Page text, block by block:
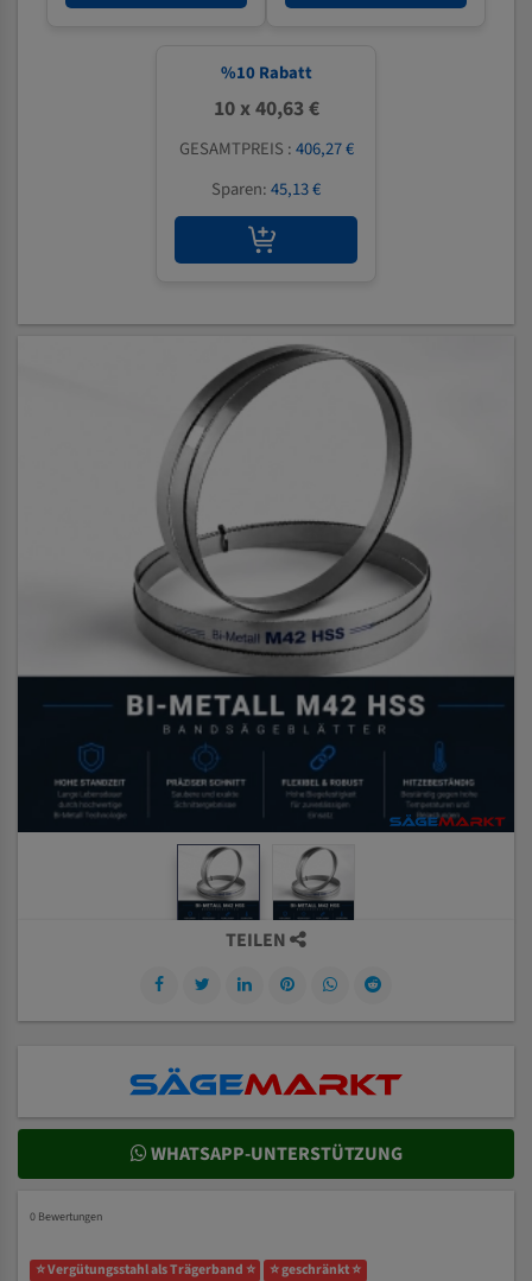
%10 Rabatt
10 x 40,63 €
GESAMTPREIS :406,27 €
Sparen:45,13 €
TEILEN
WHATSAPP-UNTERSTÜTZUNG
0 Bewertungen
⭐ Vergütungsstahl als Trägerband ⭐
⭐ geschränkt ⭐